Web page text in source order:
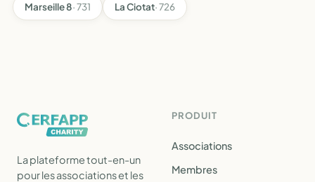
Marseille 8· 731 La Ciotat· 726
La plateforme tout-en-un
pour les associations et les
PRODUIT
Associations
Membres